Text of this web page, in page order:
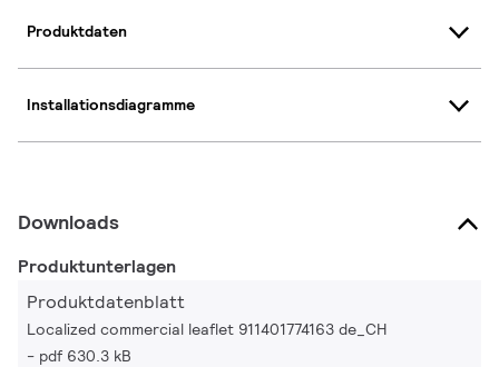
Produktdaten
Installationsdiagramme
Downloads
Produktunterlagen
Produktdatenblatt
Localized commercial leaflet 911401774163 de_CH
pdf 630.3 kB